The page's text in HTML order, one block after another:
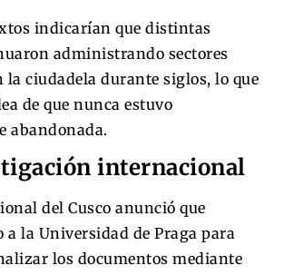
indicarían que distintas
administrando sectores
la ciudadela durante siglos, lo que
de que nunca estuvo
abandonada.
internacional
del Cusco anunció que
la Universidad de Praga para
los documentos mediante